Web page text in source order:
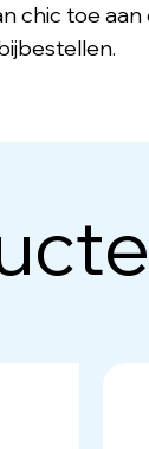
chic toe aan